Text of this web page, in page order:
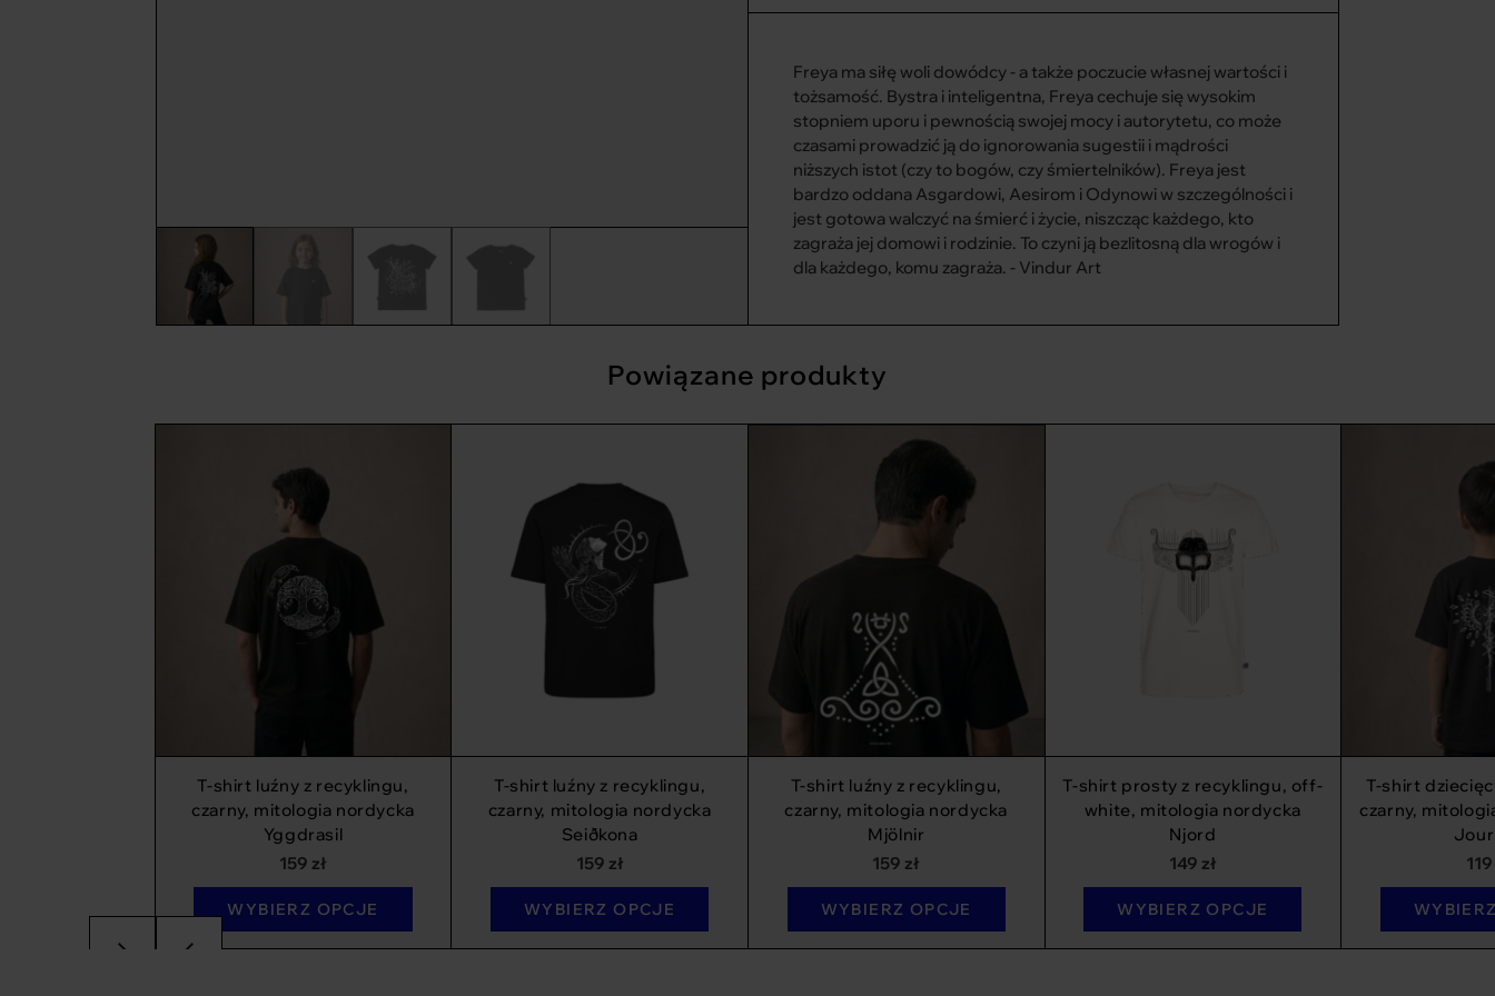
mogą być bardziej zauważalne. Dla nas te kolorowe włókna są
Ekologiczny wpływ produktu:
Zużycie wodny: 0,6 L
Emisje dwutlenku węgla: 0,5 kg
Zaoszczędzona woda: 641 L
Zaoszczędzony CO₂: 0,4 kg
O 99% mniej wody i o 50% mniej emisji CO₂ w porównaniu do
produktów wykonanych z pierwotnych surowców.
Freya ma siłę woli dowódcy - a także poczucie własnej wartości i
tożsamość. Bystra i inteligentna, Freya cechuje się wysokim
stopniem uporu i pewnością swojej mocy i autorytetu, co może
czasami prowadzić ją do ignorowania sugestii i mądrości
niższych istot (czy to bogów, czy śmiertelników). Freya jest
bardzo oddana Asgardowi, Aesirom i Odynowi w szczególności i
jest gotowa walczyć na śmierć i życie, niszcząc każdego, kto
zagraża jej domowi i rodzinie. To czyni ją bezlitosną dla wrogów i
dla każdego, komu zagraża. - Vindur Art
Powiązane produkty
T-shirt luźny z recyklingu,
czarny, mitologia nordycka
Yggdrasil
159 zł
WYBIERZ OPCJE
T-shirt luźny z recyklingu,
czarny, mitologia nordycka
Seiðkona
159 zł
WYBIERZ OPCJE
T-shirt luźny z recyklingu,
czarny, mitologia nordycka
Mjölnir
159 zł
WYBIERZ OPCJE
T-shirt prosty z recyklingu, off-
white, mitologia nordycka
Njord
149 zł
WYBIERZ OPCJE
T-shirt
czarny,